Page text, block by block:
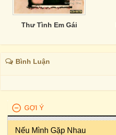
Thư Tình Em Gái
Bình Luận
GỢI Ý
Nếu Mình Gặp Nhau